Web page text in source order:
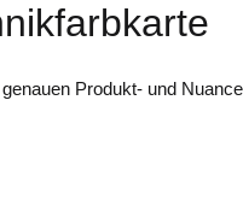
Produkt- und